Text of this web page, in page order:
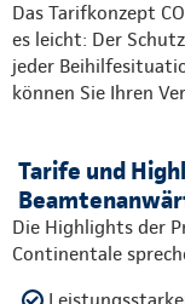
Das Tarifkonzept
es leicht: Der
jeder
können Sie Ihren
Tarife und
Die Highlights der
Continentale